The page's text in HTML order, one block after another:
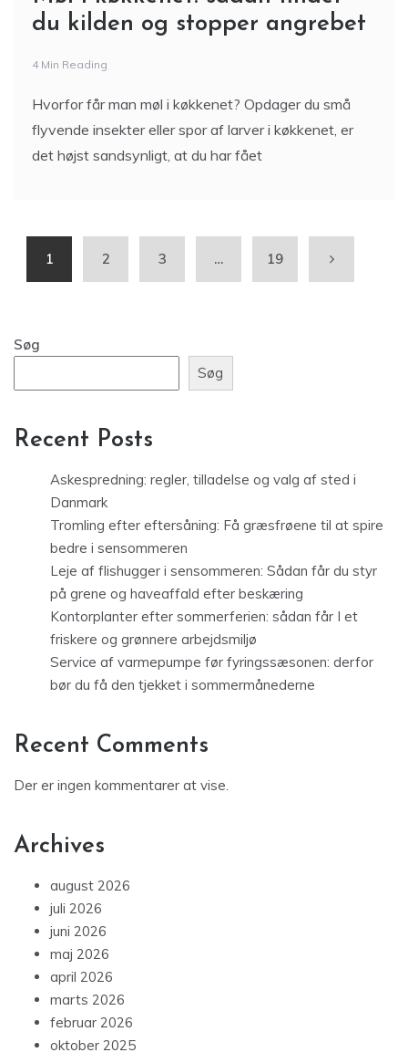
du kilden og stopper angrebet
4 Min Reading
Hvorfor får man møl i køkkenet? Opdager du små
flyvende insekter eller spor af larver i køkkenet, er
det højst sandsynligt, at du har fået
1 2 3 … 19
Søg
Søg
Recent Posts
Askespredning: regler, tilladelse og valg af sted i
Danmark
Tromling efter eftersåning: Få græsfrøene til at spire
bedre i sensommeren
Leje af flishugger i sensommeren: Sådan får du styr
på grene og haveaffald efter beskæring
Kontorplanter efter sommerferien: sådan får I et
friskere og grønnere arbejdsmiljø
Service af varmepumpe før fyringssæsonen: derfor
bør du få den tjekket i sommermånederne
Recent Comments
Der er ingen kommentarer at vise.
Archives
august 2026
juli 2026
juni 2026
maj 2026
april 2026
marts 2026
februar 2026
oktober 2025